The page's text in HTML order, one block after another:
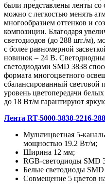
были представлены ленты со
можно с легкостью менять
многообразием оттенков и
композиции. Благодаря
светодиодов (до 288 шт./м),
с более равномерной
новинок – 24 В.
светодиодами SMD 3838
формата многоцветного
сбалансированный световой
уровень цветопередачи
до 18 Вт/м гарантируют
Лента RT-5000-3838-2216-
Мультицветная 5-
мощностью 19.2 Вт/м;
Ширина 12 мм;
RGB-светодиоды SMD
Белые светодиоды
Совмещение 5 цветов